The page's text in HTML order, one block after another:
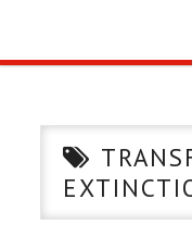
CIKK